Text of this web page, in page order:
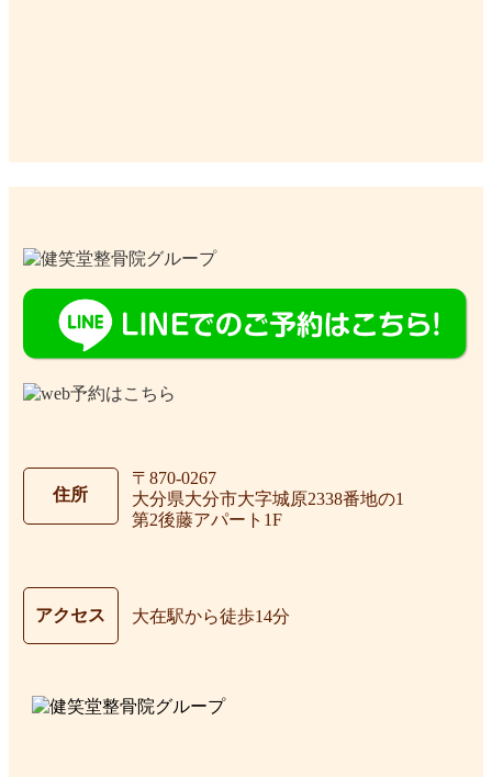
住所
〒870-0267
大分県大分市大字城原2338番地の1
第2後藤アパート1F
アクセス 大在駅から徒歩14分